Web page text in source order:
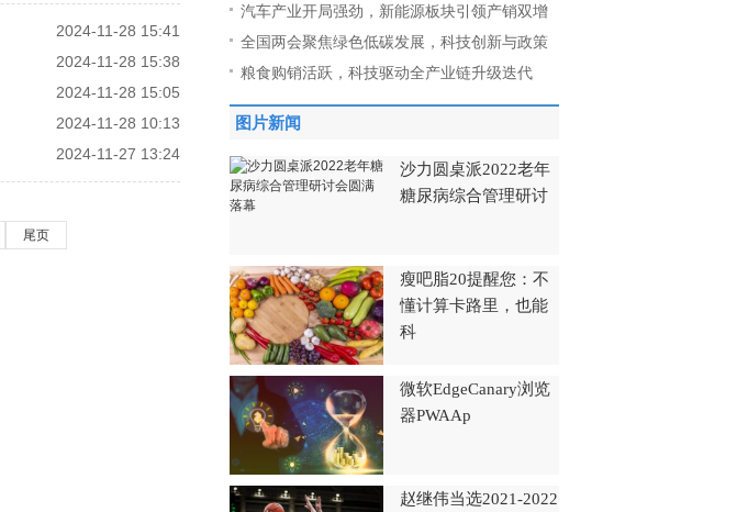
2024-11-28 15:41
2024-11-28 15:38
2024-11-28 15:05
2024-11-28 10:13
2024-11-27 13:24
尾页
汽车产业开局强劲，新能源板块引领产销双增
全国两会聚焦绿色低碳发展，科技创新与政策
粮食购销活跃，科技驱动全产业链升级迭代
图片新闻
沙力圆桌派2022老年
糖尿病综合管理研讨
瘦吧脂20提醒您：不
懂计算卡路里，也能
科
微软EdgeCanary浏览
器PWAAp
赵继伟当选2021-2022